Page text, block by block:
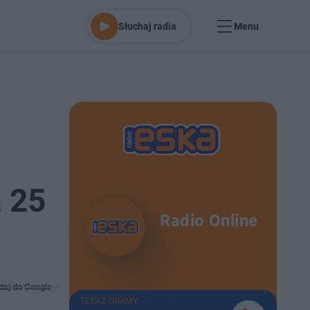
Słuchaj radia Menu
25
do Google
Radio Online
TERAZ GRAMY